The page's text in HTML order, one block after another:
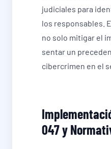
judiciales para
los responsables.
no solo mitigar el
sentar un
cibercrimen en el
047 y